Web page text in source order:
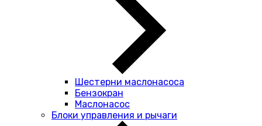
Шестерни маслонасоса
Бензокран
Маслонасос
Блоки управления и рычаги